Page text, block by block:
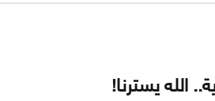
الله يسترنا!